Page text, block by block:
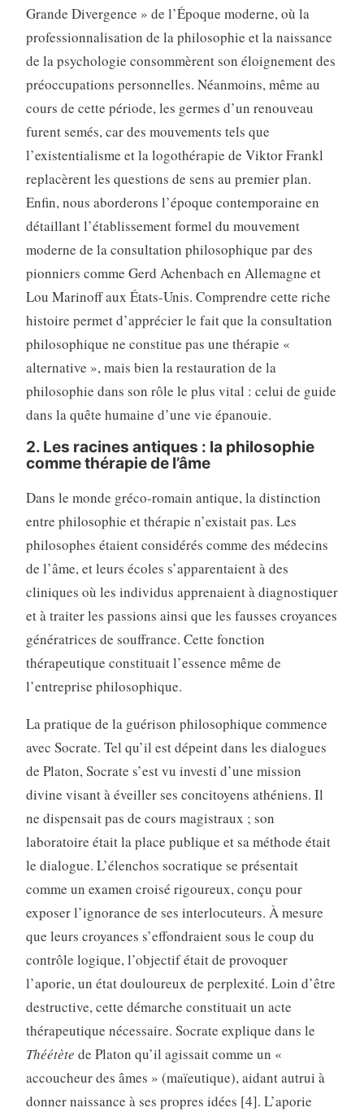
Grande Divergence » de l’Époque moderne, où la
professionnalisation de la philosophie et la naissance
de la psychologie consommèrent son éloignement des
préoccupations personnelles. Néanmoins, même au
cours de cette période, les germes d’un renouveau
furent semés, car des mouvements tels que
l’existentialisme et la logothérapie de Viktor Frankl
replacèrent les questions de sens au premier plan.
Enfin, nous aborderons l’époque contemporaine en
détaillant l’établissement formel du mouvement
moderne de la consultation philosophique par des
pionniers comme Gerd Achenbach en Allemagne et
Lou Marinoff aux États-Unis. Comprendre cette riche
histoire permet d’apprécier le fait que la consultation
philosophique ne constitue pas une thérapie «
alternative », mais bien la restauration de la
philosophie dans son rôle le plus vital : celui de guide
dans la quête humaine d’une vie épanouie.
2. Les racines antiques : la philosophie
comme thérapie de l’âme
Dans le monde gréco-romain antique, la distinction
entre philosophie et thérapie n’existait pas. Les
philosophes étaient considérés comme des médecins
de l’âme, et leurs écoles s’apparentaient à des
cliniques où les individus apprenaient à diagnostiquer
et à traiter les passions ainsi que les fausses croyances
génératrices de souffrance. Cette fonction
thérapeutique constituait l’essence même de
l’entreprise philosophique.
La pratique de la guérison philosophique commence
avec Socrate. Tel qu’il est dépeint dans les dialogues
de Platon, Socrate s’est vu investi d’une mission
divine visant à éveiller ses concitoyens athéniens. Il
ne dispensait pas de cours magistraux ; son
laboratoire était la place publique et sa méthode était
le dialogue. L’élenchos socratique se présentait
comme un examen croisé rigoureux, conçu pour
exposer l’ignorance de ses interlocuteurs. À mesure
que leurs croyances s’effondraient sous le coup du
contrôle logique, l’objectif était de provoquer
l’aporie, un état douloureux de perplexité. Loin d’être
destructive, cette démarche constituait un acte
thérapeutique nécessaire. Socrate explique dans le
Théétète de Platon qu’il agissait comme un «
accoucheur des âmes » (maïeutique), aidant autrui à
donner naissance à ses propres idées [4]. L’aporie